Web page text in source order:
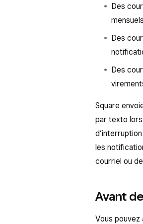
Des
Des
Des
Square
par texto
les
courriel ou
Avant
Vous